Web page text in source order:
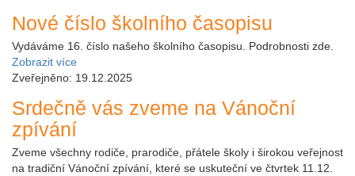
Nové číslo školního časopisu
Vydáváme 16. číslo našeho školního časopisu. Podrobnosti zde.
Zobrazit více
Zveřejněno: 19.12.2025
Srdečně vás zveme na Vánoční
zpívání
Zveme všechny rodiče, prarodiče, přátele školy i širokou veřejnost
na tradiční Vánoční zpívání, které se uskuteční ve čtvrtek 11.12.